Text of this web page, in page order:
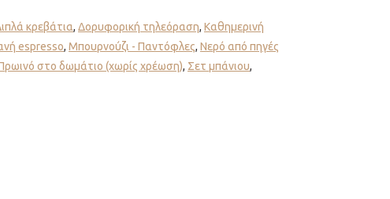
κρεβάτια, Δορυφορική τηλεόραση, Καθημερινή
espresso, Μπουρνούζι - Παντόφλες, Νερό από πηγές
στο δωμάτιο (χωρίς χρέωση), Σετ μπάνιου,